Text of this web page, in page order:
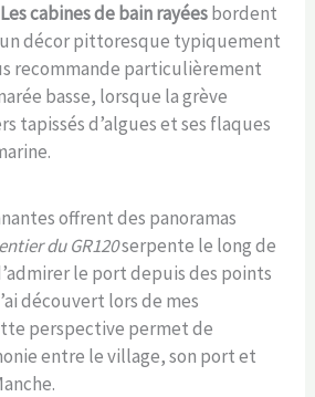
Les cabines de bain rayéesbordent
décor pittoresque typiquement
recommande particulièrement
basse, lorsque la grève
tapissés d’algues et ses flaques
offrent des panoramas
du GR120serpente le long de
le port depuis des points
découvert lors de mes
perspective permet de
entre le village, son port et